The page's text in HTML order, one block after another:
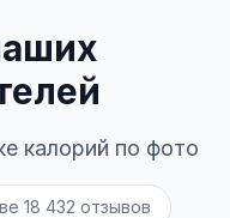
калорий по фото
18 432 отзывов